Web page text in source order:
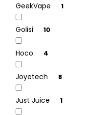
GeekVape 1
Golisi 10
Hoco 4
Joyetech 8
Just Juice 1